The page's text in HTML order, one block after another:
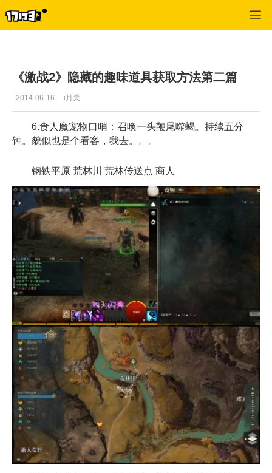
《激战2》隐藏的趣味道具获取方法第二篇
2014-06-16 i月关
6.食人魔宠物口哨：召唤一头鞭尾噬蝎。持续五分
钟。貌似也是个看客，我去。。。
钢铁平原 荒林川 荒林传送点 商人